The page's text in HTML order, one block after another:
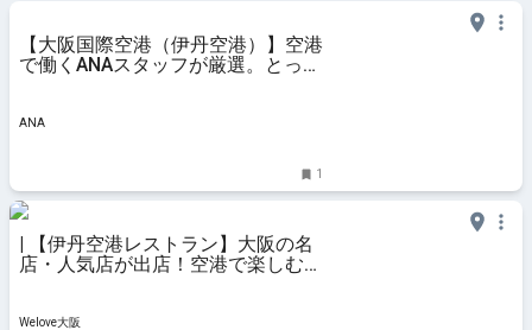
【大阪国際空港（伊丹空港）】空港
で働くANAスタッフが厳選。とって
ANA
1
| 【伊丹空港レストラン】大阪の名
店・人気店が出店！空港で楽しむ大
Welove大阪